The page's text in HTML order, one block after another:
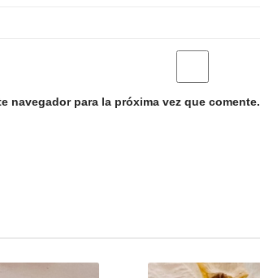
navegador para la próxima vez que comente.